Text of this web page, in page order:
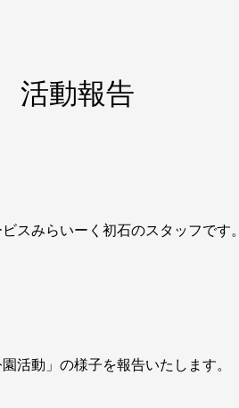
活動報告
スみらいーく初石のスタッフです。
活動」の様子を報告いたします。